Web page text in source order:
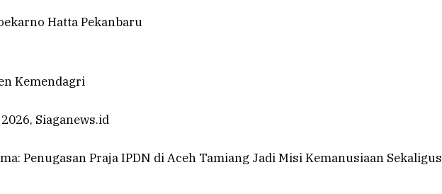
Kemendagri
Siaganews.id
Penugasan Praja IPDN di Aceh Tamiang Jadi Misi Kemanusiaan Sekaligus